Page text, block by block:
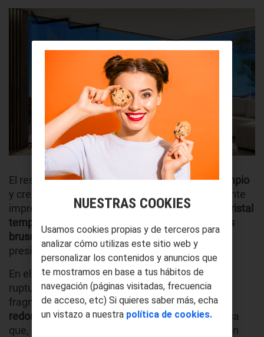
El resultado es unacabado extremadamente limpio
y crea una sensación de amplitud verdaderamente
impresionante. Estos paneles de vidrio son de
cristal
templado
resistente a cambios
bruscos de temperatura, posibles impactos y
presiones estructurales.
En el improbable caso de que se produzca una
ruptura, este tipo de vidrio de seguridad se
fragmenta enpequeños cristales granulares y
redondeados, en lugar de astillarse. Esto significa
que, en caso de que se rompa, no representan un
NUESTRAS COOKIES
Usamos cookies propias y de terceros para
analizar cómo utilizas este sitio web y
personalizar los contenidos y anuncios que
te mostramos en base a tus hábitos de
navegación (páginas visitadas, frecuencia
de acceso, etc) Si quieres saber más, echa
un vistazo a nuestra política de cookies.